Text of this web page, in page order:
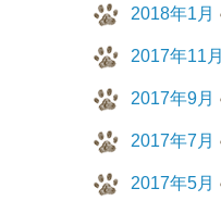
2018年1月
2017年11月
2017年9月
2017年7月
2017年5月